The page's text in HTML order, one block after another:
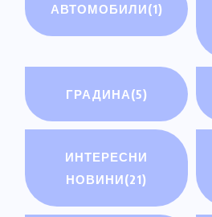
АВТОМОБИЛИ(1)
ГРАДИНА(5)
ИНТЕРЕСНИ
НОВИНИ(21)